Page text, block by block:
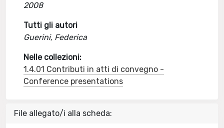
2008
Tutti gli autori
Guerini, Federica
Nelle collezioni:
1.4.01 Contributi in atti di convegno -
Conference presentations
File allegato/i alla scheda: